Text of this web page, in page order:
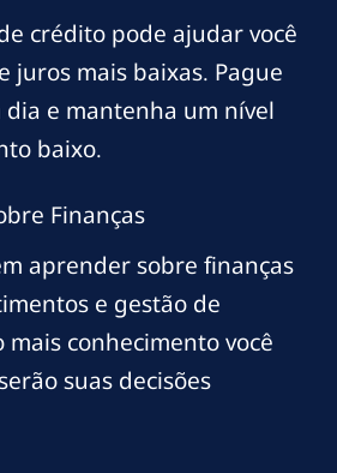
crédito pode ajudar você
juros mais baixas. Pague
dia e mantenha um nível
baixo.
Finanças
aprender sobre finanças
e gestão de
mais conhecimento você
suas decisões